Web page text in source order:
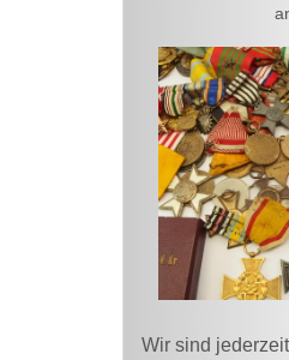
Wir sind